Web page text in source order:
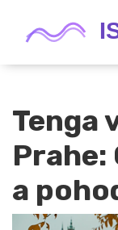
Tenga
Prahe:
a